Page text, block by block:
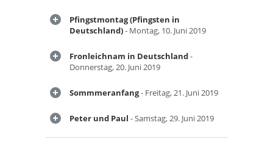
Pfingstmontag (Pfingsten in
Deutschland)- Montag, 10. Juni 2019
Fronleichnam in Deutschland-
Donnerstag, 20. Juni 2019
Sommmeranfang- Freitag, 21. Juni 2019
Peter und Paul - Samstag, 29. Juni 2019